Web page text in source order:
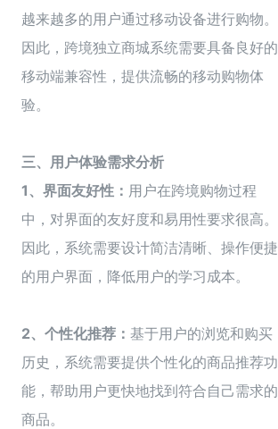
越来越多的用户通过移动设备进行购物。
因此，跨境独立商城系统需要具备良好的
移动端兼容性，提供流畅的移动购物体
验。
三、用户体验需求分析
1、界面友好性： 用户在跨境购物过程
中，对界面的友好度和易用性要求很高。
因此，系统需要设计简洁清晰、操作便捷
的用户界面，降低用户的学习成本。
2、个性化推荐： 基于用户的浏览和购买
历史，系统需要提供个性化的商品推荐功
能，帮助用户更快地找到符合自己需求的
商品。